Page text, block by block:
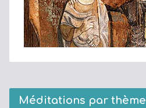
Méditations par thème